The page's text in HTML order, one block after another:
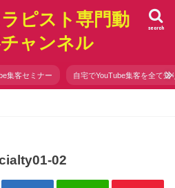
ピスト専門動
ャンネル
search
集客セミナー 自宅でYouTube集客を全て知
02